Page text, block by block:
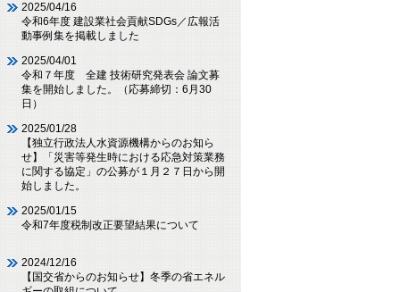
2025/04/16
令和6年度 建設業社会貢献SDGs／広報活
動事例集を掲載しました
2025/04/01
令和７年度 全建 技術研究発表会 論文募
集を開始しました。（応募締切：6月30
日）
2025/01/28
【独立行政法人水資源機構からのお知ら
せ】「災害等発生時における応急対策業務
に関する協定」の公募が１月２７日から開
始しました。
2025/01/15
令和7年度税制改正要望結果について
2024/12/16
【国交省からのお知らせ】冬季の省エネル